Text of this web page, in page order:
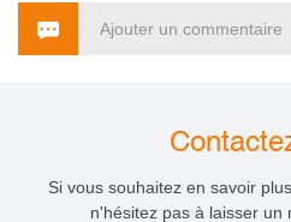
Ajouter un commentaire
Si vous souhaitez en savoir
n'hésitez pas à laisser un